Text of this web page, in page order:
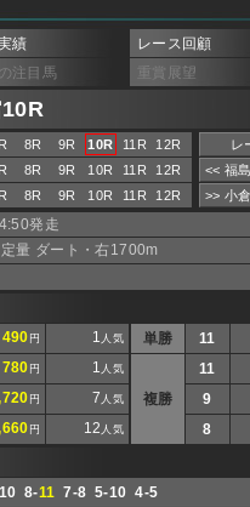
績 レース回顧
注目馬 重賞展望
8R 9R 10R 11R
12R
8R 9R 10R 11R
12R
8R 9R 10R 11R 12R
レ
<< 福
>> 小
発走
量 ダート・右1700m
490 円 1 人気
780 円 1 人気
円 7 人気
円 12 人気
単勝 11
複勝
11
9
8
8-11 7-8 5-10 4-5